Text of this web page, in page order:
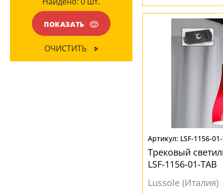
LSF-1156-
Трековый
LSF-1156-01-TAB
Lussole (Италия)
Прозрачный
Черный(4)
ПОКАЗАТЬ
ОЧИСТИТЬ